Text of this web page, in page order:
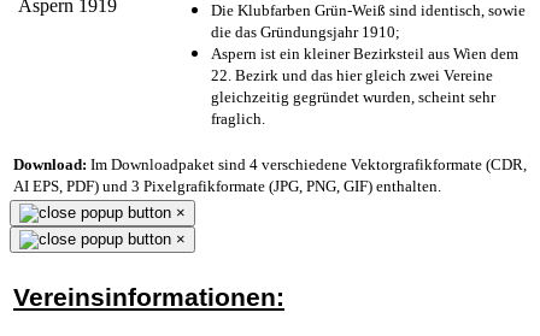
Die Klubfarben Grün-Weiß sind identisch, sowie
die das Gründungsjahr 1910;
Aspern ist ein kleiner Bezirksteil aus Wien dem
22. Bezirk und das hier gleich zwei Vereine
gleichzeitig gegründet wurden, scheint sehr
fraglich.
Download: Im Downloadpaket sind 4 verschiedene Vektorgrafikformate (CDR,
AI EPS, PDF) und 3 Pixelgrafikformate (JPG, PNG, GIF) enthalten.
×
×
Vereinsinformationen: